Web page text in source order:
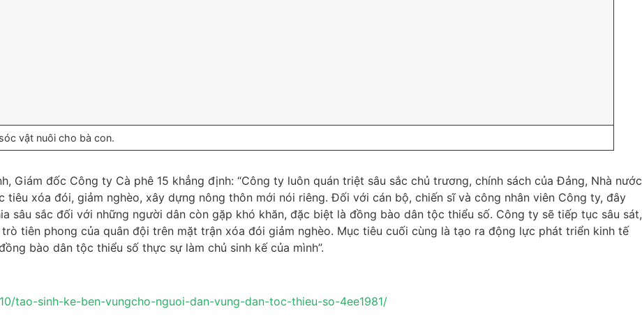
vật nuôi cho bà con.
Giám đốc Công ty Cà phê 15 khẳng định: “Công ty luôn quán triệt sâu sắc chủ trương, chính sách của Đảng, Nhà nước
xóa đói, giảm nghèo, xây dựng nông thôn mới nói riêng. Đối với cán bộ, chiến sĩ và công nhân viên Công ty, đây
sâu sắc đối với những người dân còn gặp khó khăn, đặc biệt là đồng bào dân tộc thiểu số. Công ty sẽ tiếp tục sâu sát,
tiên phong của quân đội trên mặt trận xóa đói giảm nghèo. Mục tiêu cuối cùng là tạo ra động lực phát triển kinh tế
bào dân tộc thiểu số thực sự làm chủ sinh kế của mình”.
tao-sinh-ke-ben-vungcho-nguoi-dan-vung-dan-toc-thieu-so-4ee1981/